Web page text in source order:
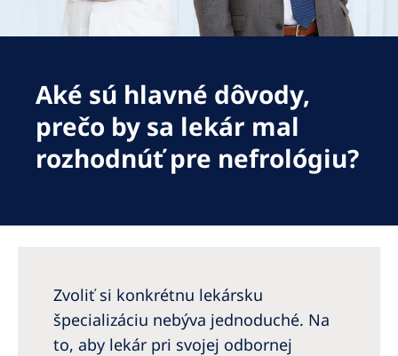
Romania
Serbia
Slovakia
Slovenia
United Kingdom
Asia Pacific
Aké sú hlavné dôvody,
prečo by sa lekár mal
rozhodnúť pre nefrológiu?
Zvoliť si konkrétnu lekársku
špecializáciu nebýva jednoduché. Na
to, aby lekár pri svojej odbornej